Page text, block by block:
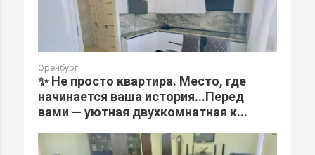
Оренбург
✨ Не просто квартира. Место, где
начинается ваша история...Перед
вами — уютная двухкомнатная к...